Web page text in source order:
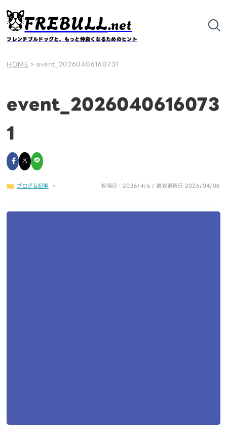
FREBULL.net
フレンチブルドッグと、もっと仲良くなるためのヒント
HOME > event_20260406160731
event_2026040616073
1
ブログ＆記事 > 投稿日：2026/4/6 / 最終更新日 2026/04/06